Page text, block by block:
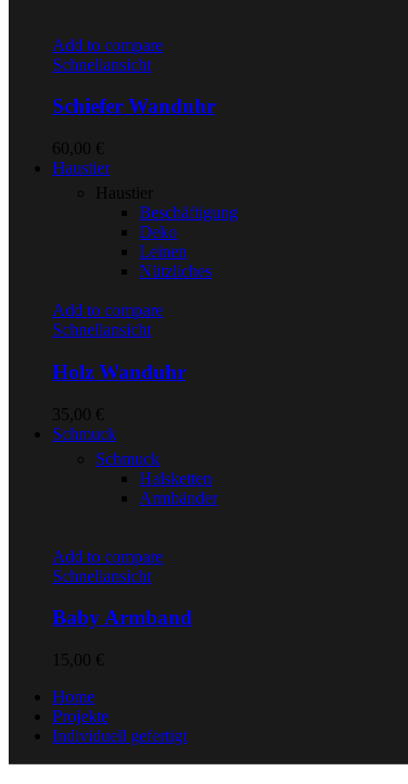
Add to compare
Schnellansicht
Schiefer Wanduhr
60,00 €
Haustier
Haustier
Beschäftigung
Deko
Leinen
Nützliches
Add to compare
Schnellansicht
Holz Wanduhr
35,00 €
Schmuck
Schmuck
Halsketten
Armbänder
Add to compare
Schnellansicht
Baby Armband
15,00 €
Home
Projekte
Individuell gefertigt